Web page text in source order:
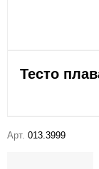
Тесто
Арт. 013.3999